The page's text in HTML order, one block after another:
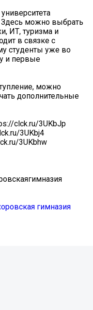
Здесь можно выбрать
ИТ, туризма и
в связке с
студенты уже во
и первые
можно
дополнительные
clck.ru/3UKbJp
3UKbj4
3UKbhw
гимназия